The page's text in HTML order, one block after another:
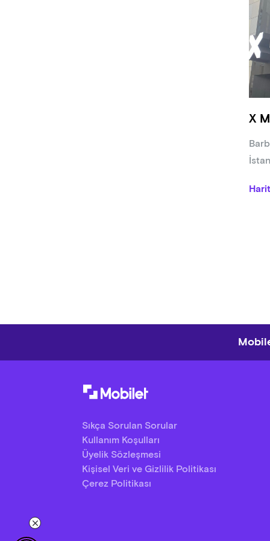
X
Sıkça Sorulan Sorular
Kullanım Koşulları
Üyelik Sözleşmesi
Kişisel Veri ve Gizlilik Politikası
Çerez Politikası